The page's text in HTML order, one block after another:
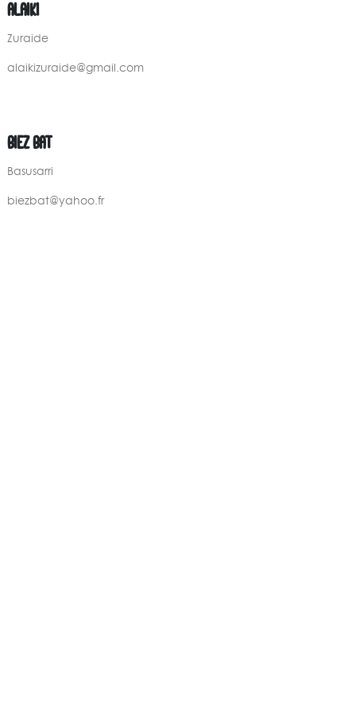
ALAIKI
Zuraide
alaikizuraide@gmail.com
BIEZ BAT
Basusarri
biezbat@yahoo.fr